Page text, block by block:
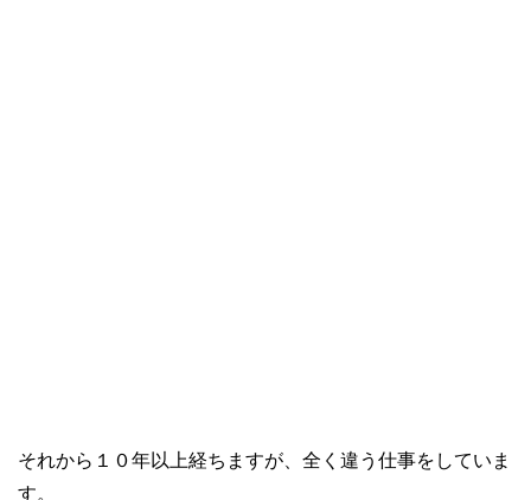
それから１０年以上経ちますが、全く違う仕事をしていま
す。